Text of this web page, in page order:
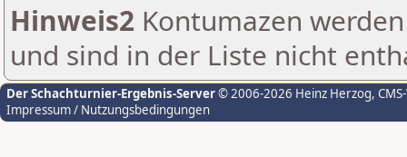
Hinweis2 Kontumazen
und sind in der Liste nicht
Der Schachturnier-Ergebnis-Server© 2006-2026 Heinz Herzog,
Impressum / Nutzungsbedingungen